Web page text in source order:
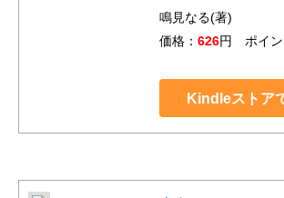
鳴見なる(著)
価格： 626円 ポイン
Kindleストア